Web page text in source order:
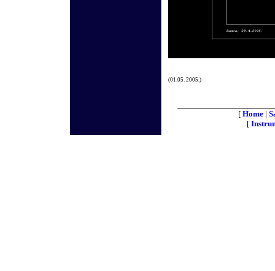
(01.05. 2005.)
[ Home|
[